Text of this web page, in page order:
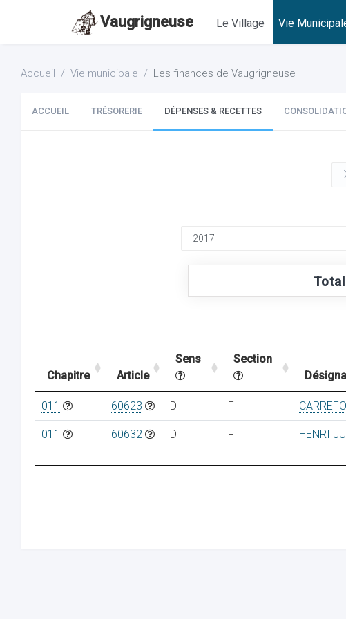
Vaugrigneuse Le Village Vie
Accueil Vie municipale Les finances de Vaugrigneuse
ACCUEIL TRÉSORERIE DÉPENSES & RECETTES
Chapitre Article
Sens
Section
011 60623 D F
011 60632 D F HENRI